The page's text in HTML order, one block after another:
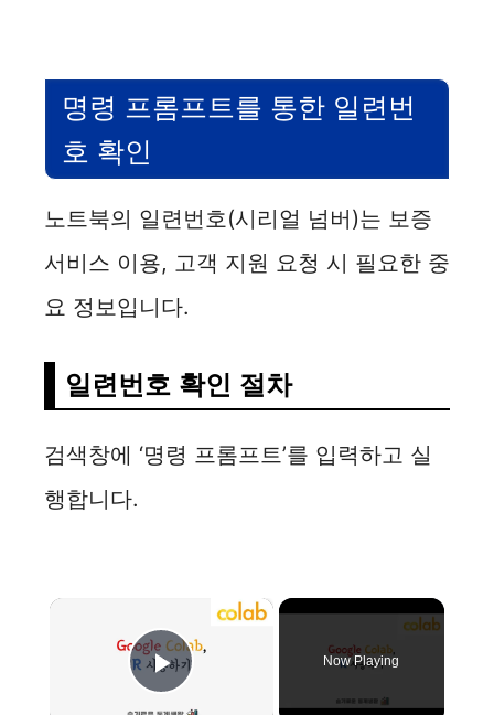
명령 프롬프트를 통한 일련번
호 확인
노트북의 일련번호(시리얼 넘버)는 보증
서비스 이용, 고객 지원 요청 시 필요한 중
요 정보입니다.
일련번호 확인 절차
검색창에 ‘명령 프롬프트’를 입력하고 실
행합니다.
×
Play Video
Now Playing